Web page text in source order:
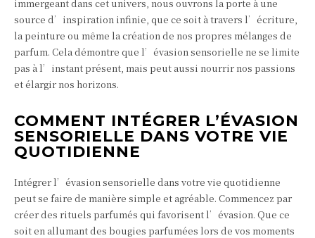
immergeant dans cet univers, nous ouvrons la porte à une
source d’inspiration infinie, que ce soit à travers l’écriture,
la peinture ou même la création de nos propres mélanges de
parfum. Cela démontre que l’évasion sensorielle ne se limite
pas à l’instant présent, mais peut aussi nourrir nos passions
et élargir nos horizons.
COMMENT INTÉGRER L’ÉVASION
SENSORIELLE DANS VOTRE VIE
QUOTIDIENNE
Intégrer l’évasion sensorielle dans votre vie quotidienne
peut se faire de manière simple et agréable. Commencez par
créer des rituels parfumés qui favorisent l’évasion. Que ce
soit en allumant des bougies parfumées lors de vos moments